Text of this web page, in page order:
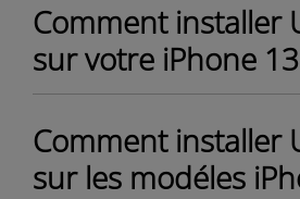
Comment installer
sur votre iPhone
Comment installer
sur les modéles